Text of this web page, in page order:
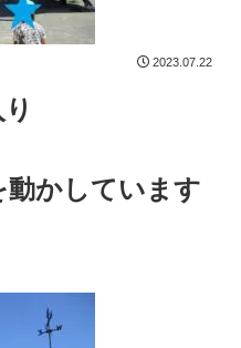
2023.07.22
動かしています